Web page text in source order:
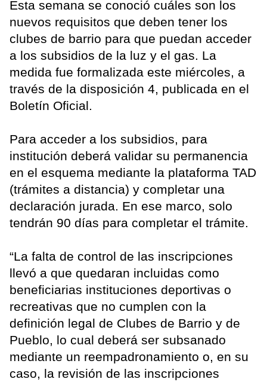
Esta semana se conoció cuáles son los
nuevos requisitos que deben tener los
clubes de barrio para que puedan acceder
a los subsidios de la luz y el gas. La
medida fue formalizada este miércoles, a
través de la disposición 4, publicada en el
Boletín Oficial.
Para acceder a los subsidios, para
institución deberá validar su permanencia
en el esquema mediante la plataforma TAD
(trámites a distancia) y completar una
declaración jurada. En ese marco, solo
tendrán 90 días para completar el trámite.
“La falta de control de las inscripciones
llevó a que quedaran incluidas como
beneficiarias instituciones deportivas o
recreativas que no cumplen con la
definición legal de Clubes de Barrio y de
Pueblo, lo cual deberá ser subsanado
mediante un reempadronamiento o, en su
caso, la revisión de las inscripciones